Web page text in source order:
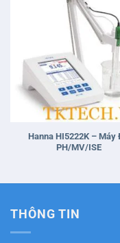
Hanna HI5222K – Máy
PH/MV/ISE
THÔNG TIN